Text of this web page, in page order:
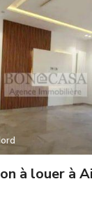
à louer à